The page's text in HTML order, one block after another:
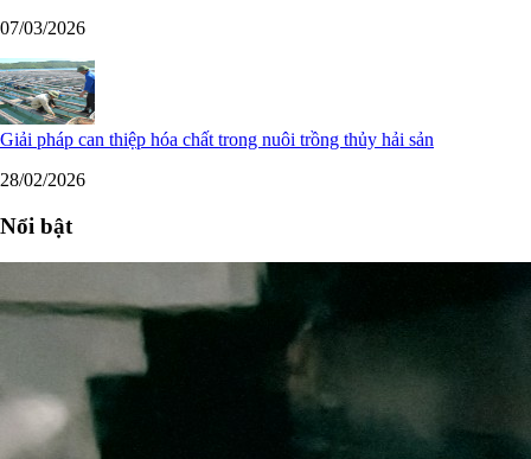
07/03/2026
Giải pháp can thiệp hóa chất trong nuôi trồng thủy hải sản
28/02/2026
Nổi bật